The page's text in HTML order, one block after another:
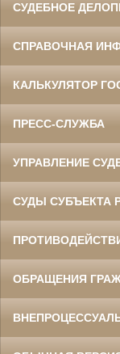
СУДЕБНОЕ
СПРАВОЧНАЯ
КАЛЬКУЛЯТОР
ПРЕСС-СЛУЖБА
УПРАВЛЕНИЕ
СУДЫ СУБЪЕКТА
ОБРАЩЕНИЯ